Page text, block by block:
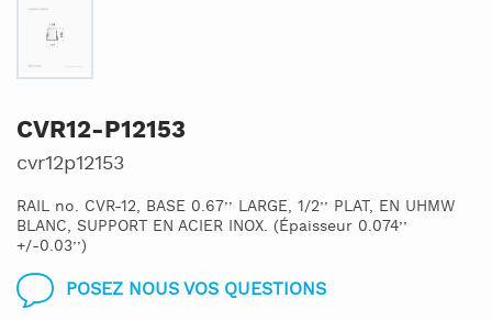
CVR12-P12153
cvr12p12153
RAIL no. CVR-12, BASE 0.67’’ LARGE, 1/2’’ PLAT, EN UHMW
BLANC, SUPPORT EN ACIER INOX. (Épaisseur 0.074’’
+/-0.03’’)
POSEZ NOUS VOS QUESTIONS